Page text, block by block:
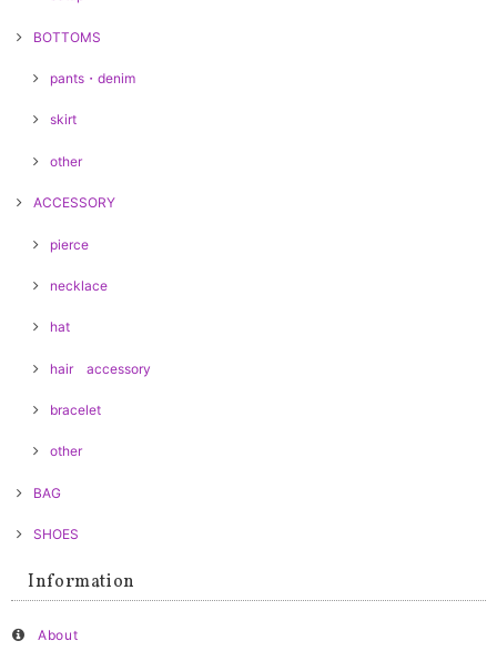
BOTTOMS
pants・denim
skirt
other
ACCESSORY
pierce
necklace
hat
hair accessory
bracelet
other
BAG
SHOES
Information
About